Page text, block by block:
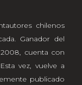
chilenos
Ganador del
cuenta con
vez, vuelve a
publicado